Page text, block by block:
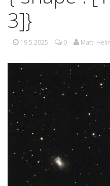
3]}
19.5.2025 0 Matti Helin